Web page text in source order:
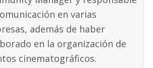
en varias
además de haber
en la organización de
cinematográficos.